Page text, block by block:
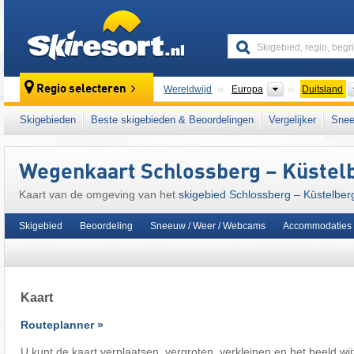
Regio selecteren Wereldwijd Europa Continenten
Duitsland
Dit skigebied ligt ook in:
Rijnlands leisteenplateau
West-Duitsland
Skigebieden Beste skigebieden & Beoordelingen Vergelijker
Wegenkaart Schlossberg –
Kaart van de omgeving van het skigebied Schlossberg –
Skigebied Beoordeling Sneeuw / Weer / Webcams Accommodaties
Kaart
Routeplanner »